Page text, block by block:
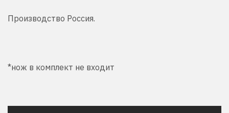
Производство Россия.
*нож в комплект не входит